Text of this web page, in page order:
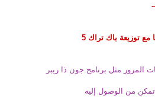
توزيعة باك تراك 5
المرور مثل برنامج جون ذا ريبر
تمكن من الوصول إليه